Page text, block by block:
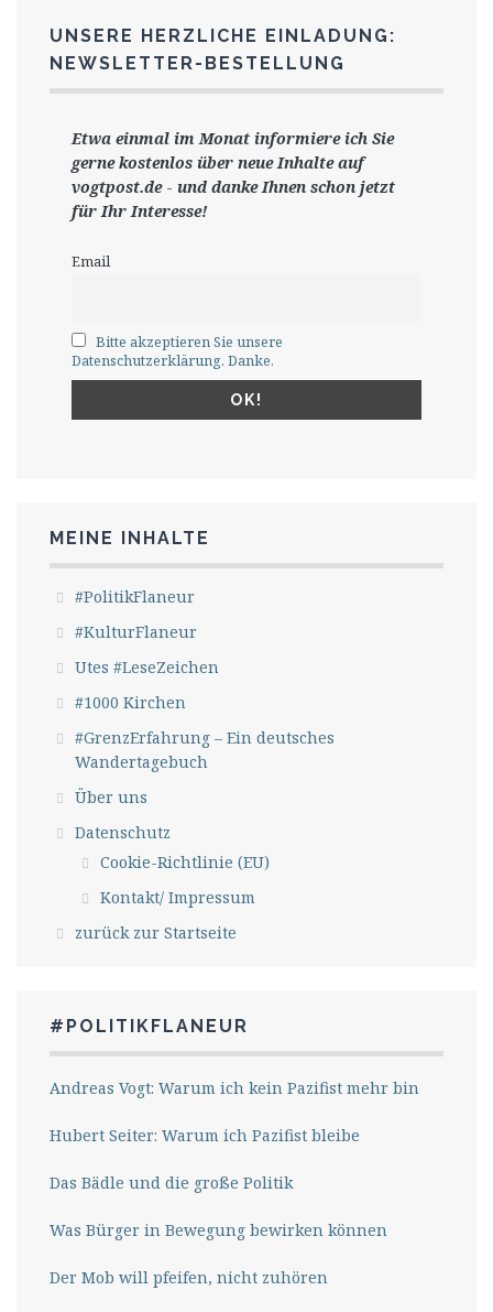
UNSERE HERZLICHE EINLADUNG:
NEWSLETTER-BESTELLUNG
Etwa einmal im Monat informiere ich Sie
gernekostenlos über neue Inhalte auf
vogtpost.de- und danke Ihnen schon jetzt
für Ihr Interesse!
Email
Bitte akzeptieren Sie unsere
Datenschutzerklärung. Danke.
MEINE INHALTE
#PolitikFlaneur
#KulturFlaneur
Utes #LeseZeichen
#1000 Kirchen
#GrenzErfahrung – Ein deutsches
Wandertagebuch
Über uns
Datenschutz
Cookie-Richtlinie (EU)
Kontakt/ Impressum
zurück zur Startseite
#POLITIKFLANEUR
Andreas Vogt: Warum ich kein Pazifist mehr bin
Hubert Seiter: Warum ich Pazifist bleibe
Das Bädle und die große Politik
Was Bürger in Bewegung bewirken können
Der Mob will pfeifen, nicht zuhören